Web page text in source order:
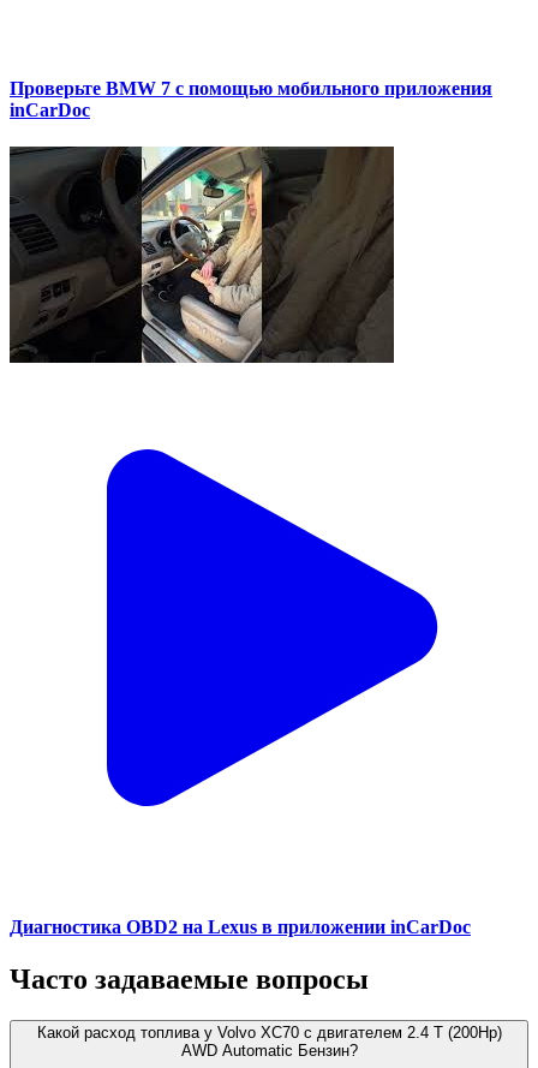
Проверьте BMW 7 с помощью мобильного приложения
inCarDoc
Диагностика OBD2 на Lexus в приложении inCarDoc
Часто задаваемые вопросы
Какой расход топлива у Volvo XC70 с двигателем 2.4 T (200Hp)
AWD Automatic Бензин?